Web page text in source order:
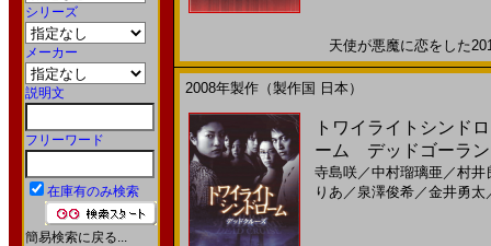
シリーズ
メーカー
説明文
フリーワード
在庫有のみ検索
簡易検索に戻る...
天使が悪魔に恋をした
2008年製作（製作国 日本）
トワイライトシンド
ーム デッドゴーラン
寺島咲／中村瑠璃亜 ／村井
りあ ／ 泉澤俊希／金井勇太